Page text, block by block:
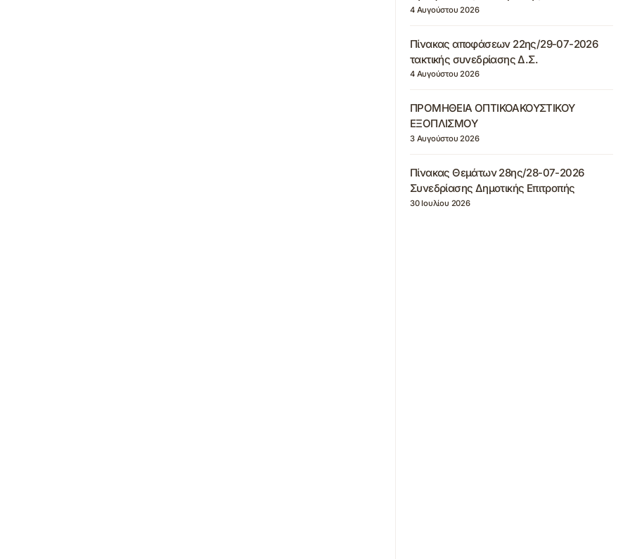
4 Αυγούστου 2026
Πίνακας αποφάσεων 22ης/29-07-2026
τακτικής συνεδρίασης Δ.Σ.
4 Αυγούστου 2026
ΠΡΟΜΗΘΕΙΑ ΟΠΤΙΚΟΑΚΟΥΣΤΙΚΟΥ
ΕΞΟΠΛΙΣΜΟΥ
3 Αυγούστου 2026
Πίνακας Θεμάτων 28ης/28-07-2026
Συνεδρίασης Δημοτικής Επιτροπής
30 Ιουλίου 2026